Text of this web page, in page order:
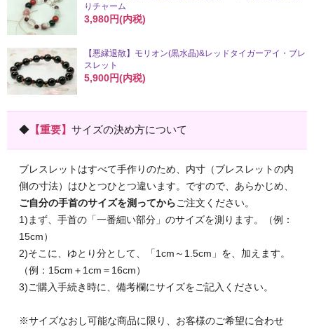
りチャーム
3,980円(内税)
【悪縁退散】モリオン(黒水晶)&レッドタイガーアイ・ブレ
スレット
5,900円(内税)
◆ 【重要】サイズの決め方について
ブレスレットはすべて手作りのため、内寸（ブレスレットの内
側の寸法）はひとつひとつ違います。ですので、あらかじめ、
ご自分の手首のサイズを測ってからご注文ください。
1)まず、手首の「一番細い部分」のサイズを測ります。（例：
15cm）
2)そこに、ゆとり分として、「1cm～1.5cm」を、加えます。
（例：15cm＋1cm＝16cm）
3)ご購入手続き時に、備考欄にサイズをご記入ください。
※サイズなおし可能な商品に限り、お客様のご希望に合わせ